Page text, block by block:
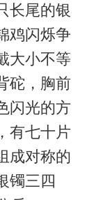
长尾的银
鸡闪烁争
大小不等
砣，胸前
闪光的方
有七十片
成对称的
镯三四